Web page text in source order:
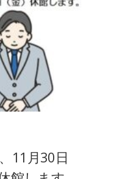
11月30日